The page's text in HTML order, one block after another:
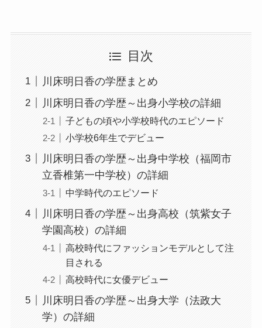
目次
川床明日香の学歴まとめ
川床明日香の学歴～出身小学校の詳細
子どもの頃や小学校時代のエピソード
小学校6年生でデビュー
川床明日香の学歴～出身中学校（福岡市
立香椎第一中学校）の詳細
中学時代のエピソード
川床明日香の学歴～出身高校（筑紫女子
学園高校）の詳細
高校時代にファッションモデルとして注
目される
高校時代に女優デビュー
川床明日香の学歴～出身大学（法政大
学）の詳細